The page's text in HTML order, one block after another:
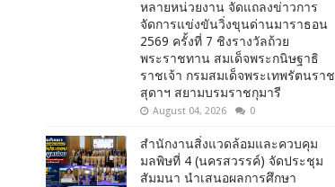
หลายหน่วยงาน จัดแถลงข่าวการ
จัดการแข่งขันวิ่งขุนด่านมาราธอน
2569 ครั้งที่ 7 ชิงรางวัลถ้วย
พระราชทาน สมเด็จพระกนิษฐาธิ
ราชเจ้า กรมสมเด็จพระเทพรัตนราช
สุดาฯ สยามบรมราชกุมารี
August 04, 2026 0
สำนักงานสิ่งแวดล้อมและควบคุม
มลพิษที่ 4 (นครสวรรค์) จัดประชุม
สัมมนา นำเสนอผลการศึกษา